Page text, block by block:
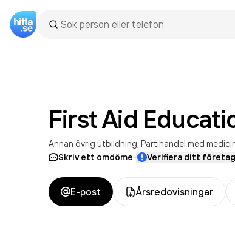
First Aid
Annan övrig utbildning Partihandel med
Skriv ett omdöme· Verifiera ditt företag
E-post Årsredovisningar